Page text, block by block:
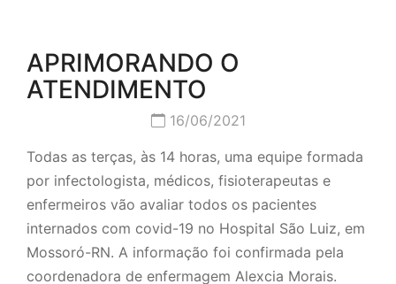
APRIMORANDO O
ATENDIMENTO
16/06/2021
Todas as terças, às 14 horas, uma equipe formada
por infectologista, médicos, fisioterapeutas e
enfermeiros vão avaliar todos os pacientes
internados com covid-19 no Hospital São Luiz, em
Mossoró-RN. A informação foi confirmada pela
coordenadora de enfermagem Alexcia Morais.